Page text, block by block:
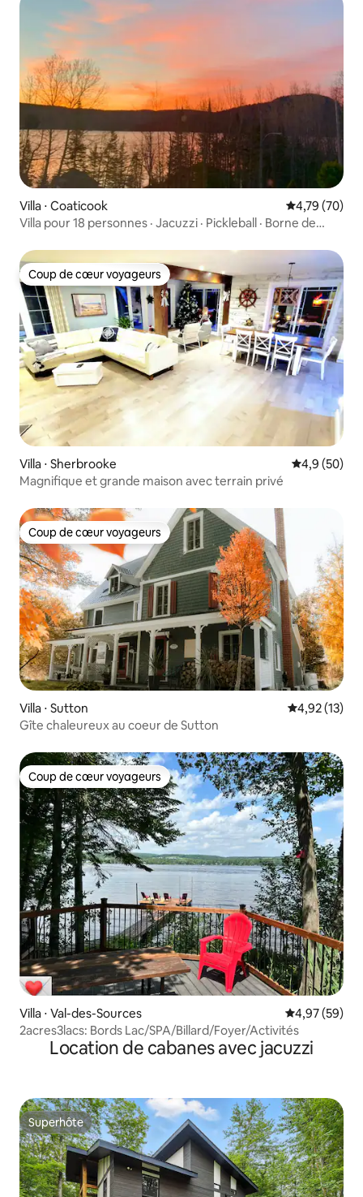
Villa ⋅ Coaticook Évaluation
4,79 (70)
Villa pour 18 personnes · Jacuzzi · Pickleball · Borne de
Coup de cœur voyageurs
Coup de cœur voyageurs
Villa ⋅ Sherbrooke Évaluation
4,9 (50)
Magnifique et grande maison avec terrain privé
Coup de cœur voyageurs
Coup de cœur voyageurs
Villa ⋅ Sutton Évaluation
4,92 (13)
Gîte chaleureux au coeur de Sutton
Coup de cœur voyageurs
Coup de cœur voyageurs
Villa ⋅ Val-des-Sources Évaluation
4,97 (59)
2acres3lacs: Bords Lac/SPA/Billard/Foyer/Activités
Location de cabanes avec jacuzzi
Superhôte
Superhôte